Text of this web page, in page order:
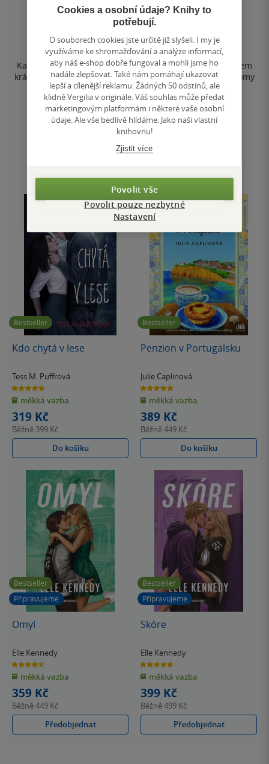
Satanova aféra
H. D. Carlton
3.9
z
5
hvězdiček
měkká vazba
Každý Halloween přijíždí Satanova aféra.Cestujeme křížem
krážem po celé zemi a nabízíme návštěvníkům děsivé domy
hrůzy, vzrušující...
299 Kč
Běžně 399 Kč
Předobjednat
Bestseller
Kdo chytá v lese
Tess M. Puffrová
4.7
z
5
hvězdiček
měkká vazba
319 Kč
Běžně 399 Kč
Do košíku
Bestseller
Penzion v Portugalsku
Julie Caplinová
4.8
z
5
hvězdiček
měkká vazba
389 Kč
Běžně449 Kč
Do košíku
Bestseller
Připravujeme
Omyl
Elle Kennedy
4.6
z
5
hvězdiček
měkká vazba
359 Kč
Běžně449 Kč
Předobjednat
Bestseller
Připravujeme
Skóre
Elle Kennedy
4.7
z
5
hvězdiček
měkká vazba
399 Kč
Běžně499 Kč
Předobjednat
Cookies a osobní údaje? Knihy to
potřebují.
O souborech cookies jste určitě již slyšeli. I my je
využíváme ke shromažďování a analýze informací,
aby náš e-shop dobře fungoval a mohli jsme ho
nadále zlepšovat. Také nám pomáhají ukazovat
lepší a cílenější reklamu. Žádných 50 odstínů, ale
klidně Vergilia v originále. Váš souhlas může předat
marketingovým platformám i některé vaše osobní
údaje. Ale vše bedlivě hlídáme. Jako naši vlastní
knihovnu!
Zjistit více
Povolit vše
Povolit pouze nezbytné
Nastavení